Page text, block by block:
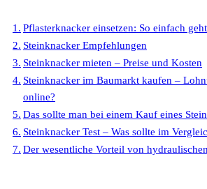
Pflasterknacker einsetzen: So einfach
Steinknacker Empfehlungen
Steinknacker mieten – Preise und Kosten
Steinknacker im Baumarkt kaufen –
online?
Das sollte man bei einem Kauf eines
Steinknacker Test – Was sollte im
Der wesentliche Vorteil von